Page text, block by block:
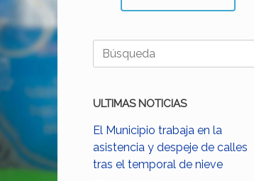
Buscar:
ULTIMAS NOTICIAS
El Municipio trabaja en la
asistencia y despeje de calles
tras el temporal de nieve